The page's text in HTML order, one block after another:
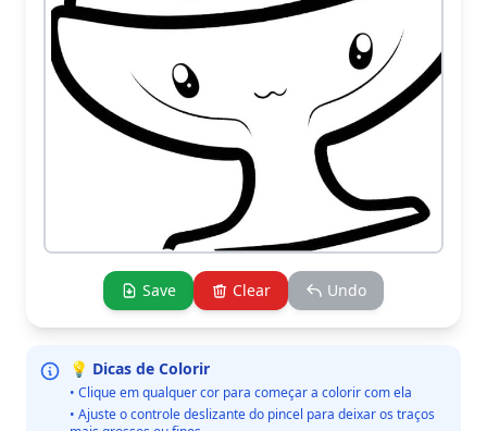
Save Clear Undo
💡 Dicas de Colorir
• Clique em qualquer cor para começar a colorir com ela
• Ajuste o controle deslizante do pincel para deixar os traços